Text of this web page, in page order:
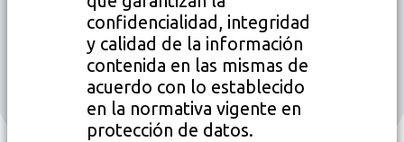
confidencialidad, integridad
y calidad de la información
contenida en las mismas de
acuerdo con lo establecido
en la normativa vigente en
protección de datos.